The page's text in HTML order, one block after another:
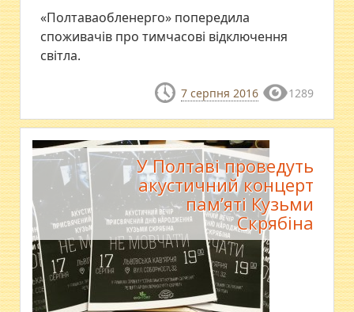
«Полтаваобленерго» попередила
споживачів про тимчасові відключення
світла.
7 серпня 2016 1289
У Полтаві проведуть
акустичний концерт
пам’яті Кузьми
Скрябіна